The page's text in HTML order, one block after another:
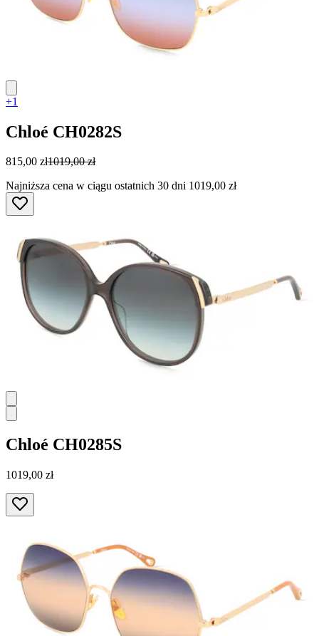
+1
Chloé CH0282S
815,00 zł1019,00 zł
Najniższa cena w ciągu ostatnich 30 dni 1019,00 zł
Chloé CH0285S
1019,00 zł